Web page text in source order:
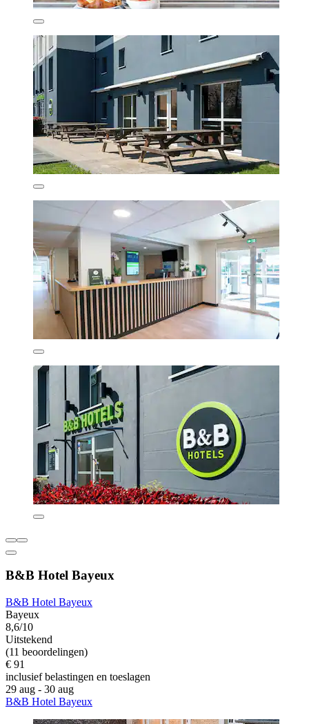
B&B Hotel Bayeux
B&B Hotel Bayeux
Bayeux
8,6/10
Uitstekend
(11 beoordelingen)
€ 91
inclusief belastingen en toeslagen
29 aug - 30 aug
B&B Hotel Bayeux